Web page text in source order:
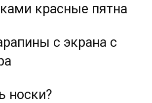
красные пятна
с экрана с
носки?